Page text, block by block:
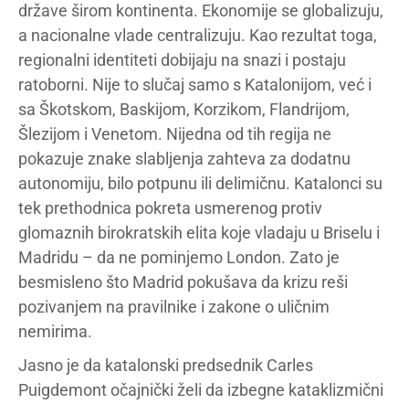
države širom kontinenta. Ekonomije se globalizuju,
a nacionalne vlade centralizuju. Kao rezultat toga,
regionalni identiteti dobijaju na snazi i postaju
ratoborni. Nije to slučaj samo s Katalonijom, već i
sa Škotskom, Baskijom, Korzikom, Flandrijom,
Šlezijom i Venetom. Nijedna od tih regija ne
pokazuje znake slabljenja zahteva za dodatnu
autonomiju, bilo potpunu ili delimičnu. Katalonci su
tek prethodnica pokreta usmerenog protiv
glomaznih birokratskih elita koje vladaju u Briselu i
Madridu – da ne pominjemo London. Zato je
besmisleno što Madrid pokušava da krizu reši
pozivanjem na pravilnike i zakone o uličnim
nemirima.
Jasno je da katalonski predsednik Carles
Puigdemont očajnički želi da izbegne kataklizmični